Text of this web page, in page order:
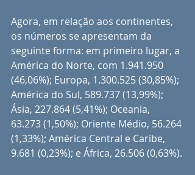
Agora, em relação aos continentes,
os números se apresentam da
seguinte forma: em primeiro lugar, a
América do Norte, com 1.941.950
(46,06%); Europa, 1.300.525 (30,85%);
América do Sul, 589.737 (13,99%);
Ásia, 227.864 (5,41%); Oceania,
63.273 (1,50%); Oriente Médio, 56.264
(1,33%); América Central e Caribe,
9.681 (0,23%); e África, 26.506 (0,63%).